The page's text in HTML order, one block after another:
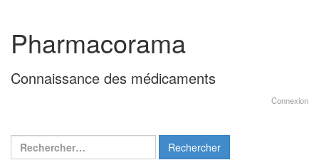
contenu
menu
principal
Pharmacorama
Connaissance des médicaments
Connexion
Rechercher :